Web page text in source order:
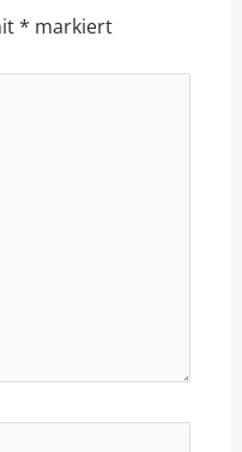
* markiert